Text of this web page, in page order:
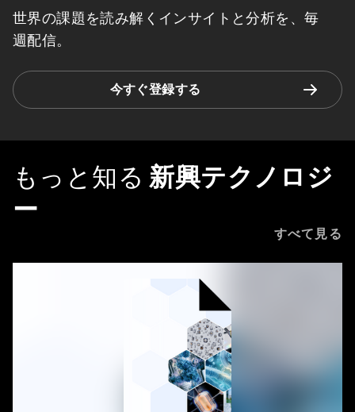
世界の課題を読み解くインサイトと分析を、毎
週配信。
今すぐ登録する
もっと知る 新興テクノロジ
ー
すべて見る